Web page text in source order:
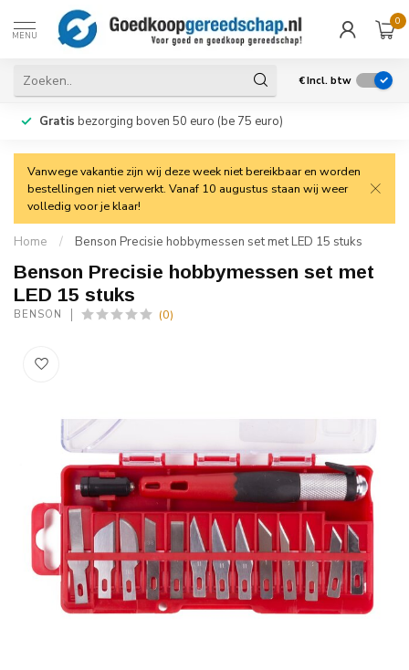
MENU
0
€Incl. btw
Gratis bezorging boven 50 euro (be 75 euro)
Vanwege vakantie zijn wij deze week niet bereikbaar en worden
bestellingen niet verwerkt. Vanaf 10 augustus staan wij weer
volledig voor je klaar!
Home / Benson Precisie hobbymessen set met LED 15 stuks
Benson Precisie hobbymessen set met
LED 15 stuks
BENSON (0)